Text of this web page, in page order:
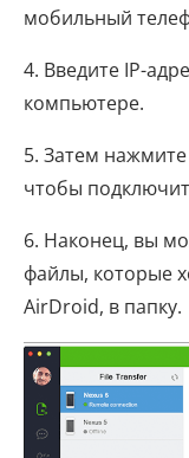
мобильный
4. Введите IP-
компьютере.
5. Затем нажмите
чтобы
6. Наконец, вы
файлы, которые
AirDroid, в папку.